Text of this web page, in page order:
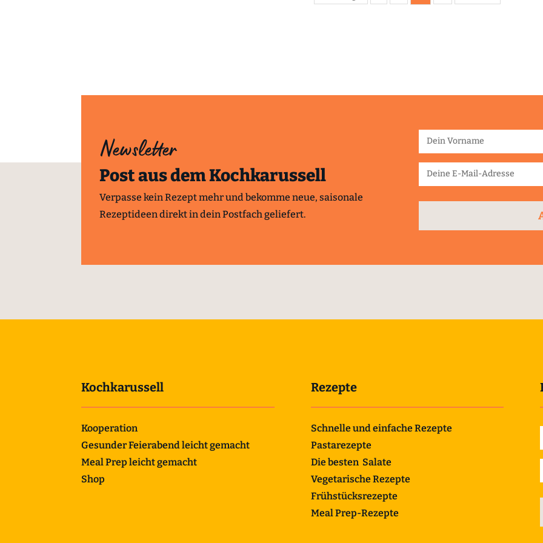
Newsletter
Post aus dem Kochkarussell
Verpasse kein Rezept mehr und bekomme neue, saisonale
Rezeptideen direkt in dein Postfach geliefert.
Kochkarussell
Kooperation
Gesunder Feierabend leicht gemacht
Meal Prep leicht gemacht
Shop
Rezepte
Schnelle und einfache Rezepte
Pastarezepte
Die besten Salate
Vegetarische Rezepte
Frühstücksrezepte
Meal Prep-Rezepte